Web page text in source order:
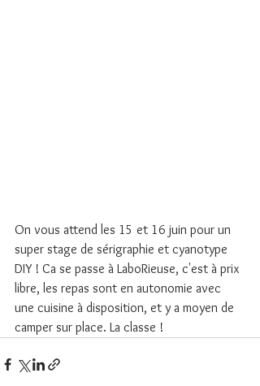
On vous attend les 15 et 16 juin pour un
super stage de sérigraphie et cyanotype
DIY ! Ca se passe à LaboRieuse, c'est à prix
libre, les repas sont en autonomie avec
une cuisine à disposition, et y a moyen de
camper sur place. La classe !